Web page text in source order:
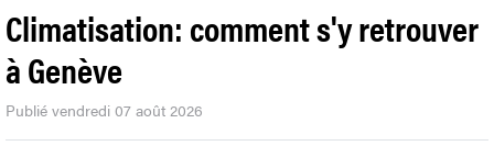
Climatisation: comment s'y retrouver
à Genève
Publié vendredi 07 août 2026